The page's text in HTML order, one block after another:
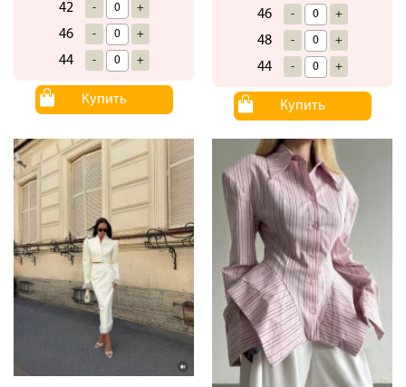
42 - +
46 - +
44 - +
Купить
46 - +
48 - +
44 - +
Купить